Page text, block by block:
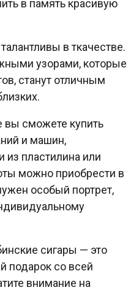
в память красивую
в ткачестве.
узорами, которые
станут отличным
вы сможете купить
и машин,
пластилина или
можно приобрести в
особый портрет,
сигары — это
подарок со всей
внимание на